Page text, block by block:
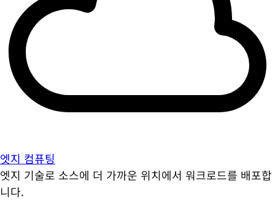
엣지 컴퓨팅
엣지 기술로 소스에 더 가까운 위치에서 워크로드를 배포합
니다.